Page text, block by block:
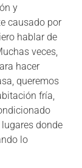
y
causado por
hablar de
veces,
hacer
queremos
fría,
donde
lo